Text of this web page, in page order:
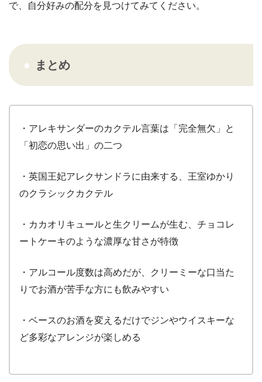
で、自分好みの配分を見つけてみてください。
まとめ
・アレキサンダーのカクテル言葉は「完全無欠」と
「初恋の思い出」の二つ
・英国王妃アレクサンドラに由来する、王室ゆかり
のクラシックカクテル
・カカオリキュールと生クリームが生む、チョコレ
ートケーキのような濃厚な甘さが特徴
・アルコール度数は高めだが、クリーミーな口当た
りでお酒が苦手な方にも飲みやすい
・ベースのお酒を変えるだけでジンやウイスキーな
ど多彩なアレンジが楽しめる